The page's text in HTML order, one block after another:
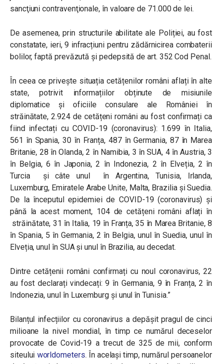
sancţiuni contravenţionale, în valoare de 71.000 de lei.
De asemenea, prin structurile abilitate ale Poliției, au fost
constatate, ieri, 9 infracțiuni pentru zădărnicirea combaterii
bolilor, faptă prevăzută și pedepsită de art. 352 Cod Penal.
În ceea ce privește situația cetățenilor români aflați în alte
state, potrivit informațiilor obținute de misiunile
diplomatice și oficiile consulare ale României în
străinătate, 2.924 de cetățeni români au fost confirmați ca
fiind infectați cu COVID-19 (coronavirus): 1.699 în Italia,
561 în Spania, 30 în Franța, 487 în Germania, 87 în Marea
Britanie, 28 în Olanda, 2 în Namibia, 3 în SUA, 4 în Austria, 3
în Belgia, 6 în Japonia, 2 în Indonezia, 2 în Elveția, 2 în
Turcia și câte unul în Argentina, Tunisia, Irlanda,
Luxemburg, Emiratele Arabe Unite, Malta, Brazilia și Suedia.
De la începutul epidemiei de COVID-19 (coronavirus) și
până la acest moment, 104 de cetățeni români aflați în
străinătate, 31 în Italia, 19 în Franța, 35 în Marea Britanie, 8
în Spania, 5 în Germania, 2 în Belgia, unul în Suedia, unul în
Elveția, unul în SUA și unul în Brazilia, au decedat.
Dintre cetățenii români confirmați cu noul coronavirus, 22
au fost declarați vindecați: 9 în Germania, 9 în Franța, 2 în
Indonezia, unul în Luxemburg și unul în Tunisia.”
Bilanțul infecțiilor cu coronavirus a depășit pragul de cinci
milioane la nivel mondial, în timp ce numărul deceselor
provocate de Covid-19 a trecut de 325 de mii, conform
siteului worldometers. În același timp, numărul persoanelor